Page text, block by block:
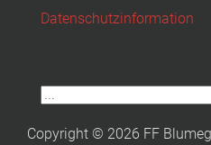
Datenschutzinformation
Copyright © 2026 FF